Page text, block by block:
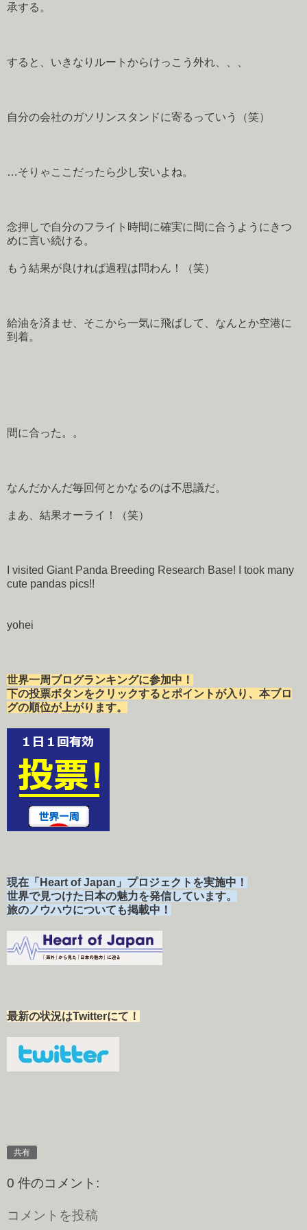
承する。
すると、いきなりルートからけっこう外れ、、、
自分の会社のガソリンスタンドに寄るっていう（笑）
…そりゃここだったら少し安いよね。
念押しで自分のフライト時間に確実に間に合うようにきつ
めに言い続ける。
もう結果が良ければ過程は問わん！（笑）
給油を済ませ、そこから一気に飛ばして、なんとか空港に
到着。
間に合った。。
なんだかんだ毎回何とかなるのは不思議だ。
まあ、結果オーライ！（笑）
I visited Giant Panda Breeding Research Base! I took many
cute pandas pics!!
yohei
世界一周ブログランキングに参加中！
下の投票ボタンをクリックするとポイントが入り、本ブロ
グの順位が上がります。
現在「Heart of Japan」プロジェクトを実施中！
世界で見つけた日本の魅力を発信しています。
旅のノウハウについても掲載中！
最新の状況はTwitterにて！
共有
0 件のコメント:
コメントを投稿